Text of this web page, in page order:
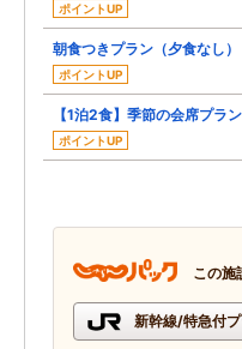
ポイントUP
朝食つきプラン（夕食なし）
ポイントUP
【1泊2食】季節の会席プラン
ポイントUP
この施
新幹線/特急付